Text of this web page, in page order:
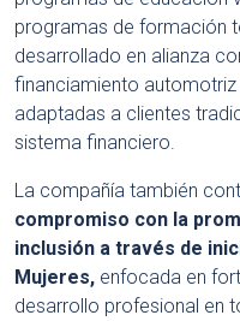
programas de formación
desarrollado en alianza
financiamiento
adaptadas a clientes
sistema financiero.
La compañía también
compromiso con la
inclusión a través de
Mujeres, enfocada en
desarrollo profesional en